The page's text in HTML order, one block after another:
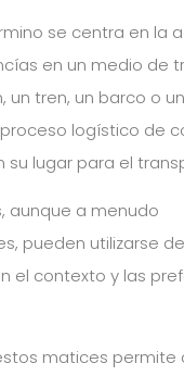
se centra en la
en un medio de
un tren, un barco o
logístico de
su lugar para el
aunque a menudo
pueden utilizarse
el contexto y las
matices permite